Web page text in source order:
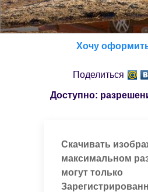
Хочу
Поделиться
Доступно:
Скачивать
максимальном
могут только